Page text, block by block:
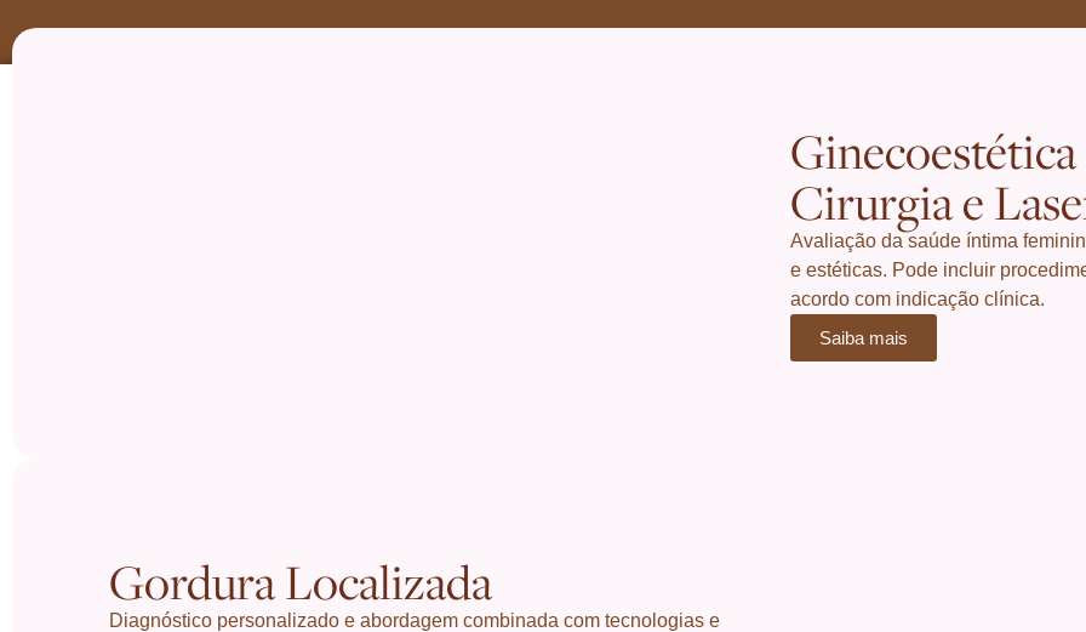
Gordura Localizada
Diagnóstico personalizado e abordagem combinada com tecnologias e
Cirurgia e
Avaliação da saúde íntima
e estéticas. Pode incluir
acordo com indicação clínica.
Saiba mais